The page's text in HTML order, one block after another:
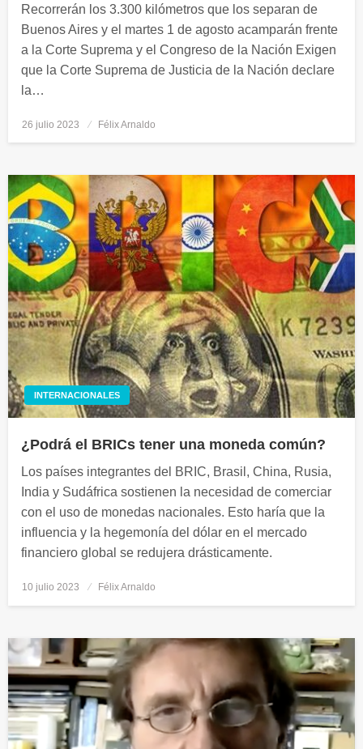
Recorrerán los 3.300 kilómetros que los separan de
Buenos Aires y el martes 1 de agosto acamparán frente
a la Corte Suprema y el Congreso de la Nación Exigen
que la Corte Suprema de Justicia de la Nación declare
la…
Publicado
26 julio 2023 Félix Arnaldo
INTERNACIONALES
¿Podrá el BRICs tener una moneda común?
Los países integrantes del BRIC, Brasil, China, Rusia,
India y Sudáfrica sostienen la necesidad de comerciar
con el uso de monedas nacionales. Esto haría que la
influencia y la hegemonía del dólar en el mercado
financiero global se redujera drásticamente.
Publicado
10 julio 2023 Félix Arnaldo